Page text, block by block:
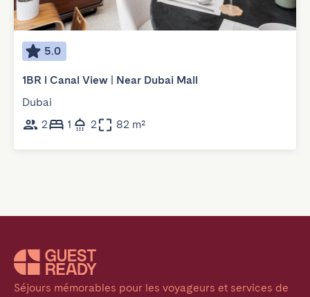
5.0
1BR l Canal View | Near Dubai Mall
Dubai
2
1 2 82 m²
Séjours mémorables pour les voyageurs et services de